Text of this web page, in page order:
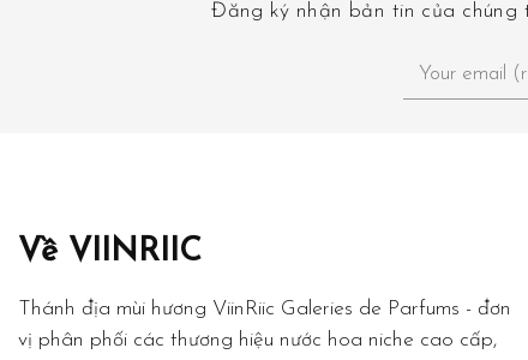
Đăng ký nhận bản tin của chúng
Về VIINRIIC
Thánh địa mùi hương ViinRiic Galeries de Parfums - đơn
vị phân phối các thương hiệu nước hoa niche cao cấp,